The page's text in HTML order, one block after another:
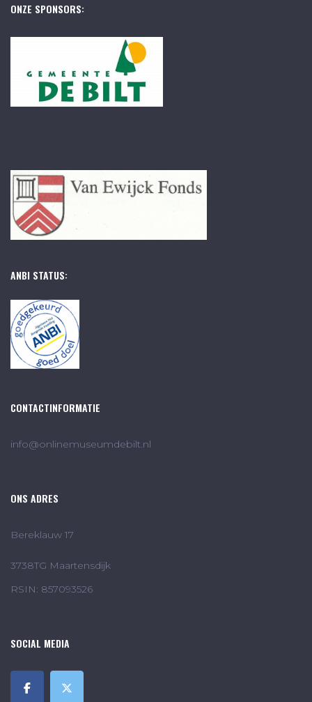
ONZE SPONSORS:
ANBI STATUS:
CONTACTINFORMATIE
info@onlinemuseumdebilt.nl
ONS ADRES
Bereklauw 17
3738TG Maartensdijk
RSIN: 857093526
SOCIAL MEDIA